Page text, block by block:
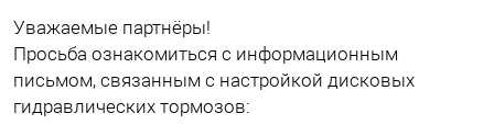
Уважаемые партнёры!
Просьба ознакомиться с информационным
письмом, связанным с настройкой дисковых
гидравлических тормозов: